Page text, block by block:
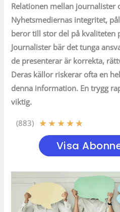
Relationen mellan journalister
Nyhetsmediernas integritet,
beror till stor del på kvaliteten
Journalister bär det tunga
de presenterar är korrekta,
Deras källor riskerar ofta en
denna information. En trygg
viktig.
(883) ★★★★★
Visa